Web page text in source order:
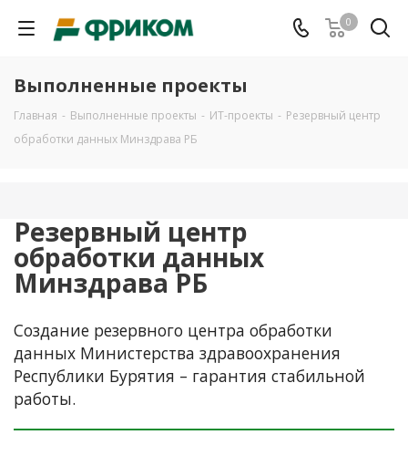
0
Выполненные проекты
Главная - Выполненные проекты - ИТ-проекты - Резервный центр
обработки данных Минздрава РБ
Резервный центр
обработки данных
Минздрава РБ
Создание резервного центра обработки
данных Министерства здравоохранения
Республики Бурятия – гарантия стабильной
работы.